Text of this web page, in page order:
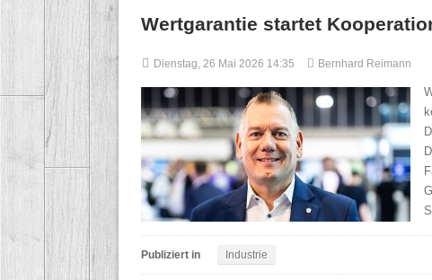
Wertgarantie startet
Dienstag, 26 Mai 2026 14:35 Bernhard Reimann
Publiziert in Industrie